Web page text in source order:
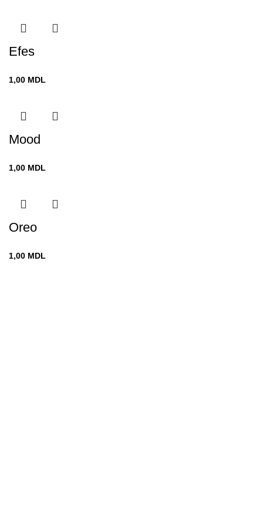
Efes
1,00 MDL
Mood
1,00 MDL
Oreo
1,00 MDL